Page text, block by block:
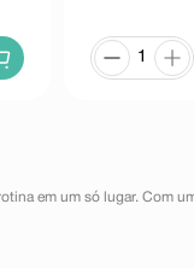
em um só lugar. Com